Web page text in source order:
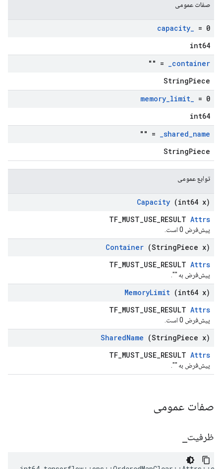
صفات عمومی
capacity_ = 0
int64
container
_
= ""
StringPiece
memory_limit_ = 0
int64
shared_name
_
= ""
StringPiece
توابع عمومی
Capacity (int64 x)
TF_MUST_USE_RESULT Attrs
پیش‌فرض 0 است.
Container (StringPiece x)
TF_MUST_USE_RESULT Attrs
پیش‌فرض به "".
MemoryLimit (int64 x)
TF_MUST_USE_RESULT Attrs
پیش‌فرض 0 است.
SharedName (StringPiece x)
TF_MUST_USE_RESULT Attrs
پیش‌فرض به "".
صفات عمومی
ظرفیت